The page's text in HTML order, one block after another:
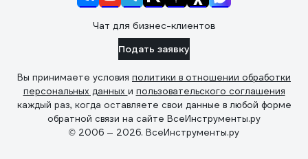
Чат для бизнес-клиентов
Подать заявку
Вы принимаете условия политики в отношении обработки
персональных данных и пользовательского соглашения
каждый раз, когда оставляете свои данные в любой форме
обратной связи на сайте ВсеИнструменты.ру
© 2006 — 2026. ВсеИнструменты.ру